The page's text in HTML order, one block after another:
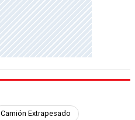
Camión Extrapesado